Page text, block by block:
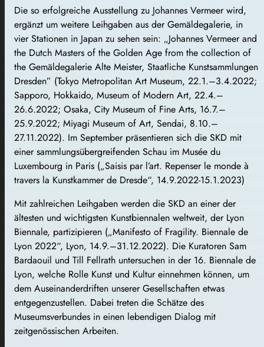
Die so erfolgreiche Ausstellung zu Johannes Vermeer wird,
ergänzt um weitere Leihgaben aus der Gemäldegalerie, in
vier Stationen in Japan zu sehen sein: „Johannes Vermeer and
the Dutch Masters of the Golden Age from the collection of
the Gemäldegalerie Alte Meister, Staatliche Kunstsammlungen
Dresden” (Tokyo Metropolitan Art Museum, 22.1.–3.4.2022;
Sapporo, Hokkaido, Museum of Modern Art, 22.4.–
26.6.2022; Osaka, City Museum of Fine Arts, 16.7.–
25.9.2022; Miyagi Museum of Art, Sendai, 8.10.–
27.11.2022). Im September präsentieren sich die SKD mit
einer sammlungsübergreifenden Schau im Musée du
Luxembourg in Paris („Saisis par l’art. Repenser le monde à
travers la Kunstkammer de Dresde“, 14.9.2022-15.1.2023)
Mit zahlreichen Leihgaben werden die SKD an einer der
ältesten und wichtigsten Kunstbiennalen weltweit, der Lyon
Biennale, partizipieren („Manifesto of Fragility. Biennale de
Lyon 2022“, Lyon, 14.9.–31.12.2022). Die Kuratoren Sam
Bardaouil und Till Fellrath untersuchen in der 16. Biennale de
Lyon, welche Rolle Kunst und Kultur einnehmen können, um
dem Auseinanderdriften unserer Gesellschaften etwas
entgegenzustellen. Dabei treten die Schätze des
Museumsverbundes in einen lebendigen Dialog mit
zeitgenössischen Arbeiten.